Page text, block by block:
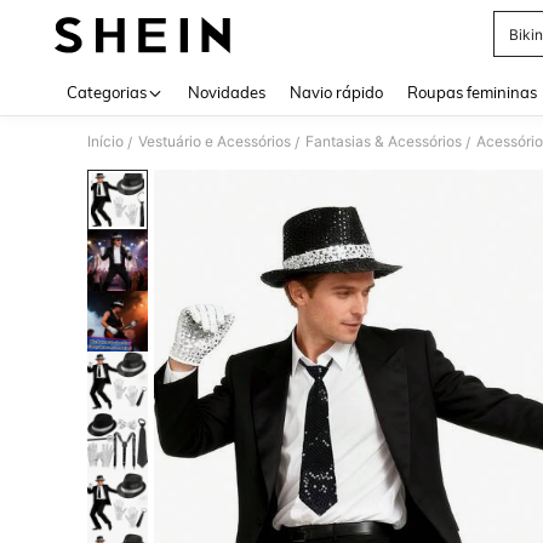
Categorias Novidades Navio rápido Roupas femininas
Início / Vestuário e Acessórios / Fantasias & Acessórios /